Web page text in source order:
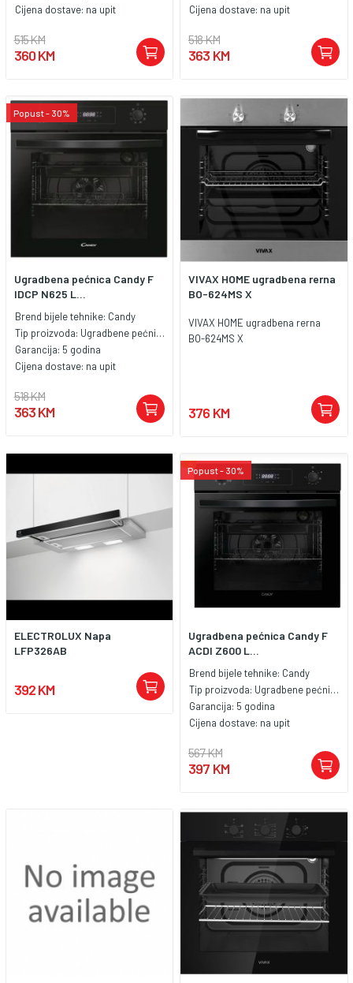
Cijena dostave: na upit
515 KM
360 KM
Cijena dostave: na upit
518 KM
363 KM
Popust - 30%
Ugradbena pećnica Candy F
IDCP N625 L...
Brend bijele tehnike: Candy
Tip proizvoda: Ugradbene pećnice
Garancija: 5 godina
Cijena dostave: na upit
518 KM
363 KM
VIVAX HOME ugradbena rerna
BO-624MS X
VIVAX HOME ugradbena rerna
BO-624MS X
376 KM
ELECTROLUX Napa
LFP326AB
392 KM
Popust - 30%
Ugradbena pećnica Candy F
ACDI Z600 L...
Brend bijele tehnike: Candy
Tip proizvoda: Ugradbene pećnice
Garancija: 5 godina
Cijena dostave: na upit
567 KM
397 KM